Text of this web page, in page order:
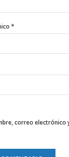
*
correo electrónico